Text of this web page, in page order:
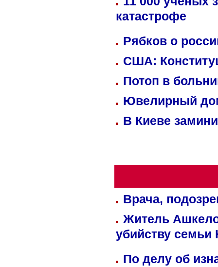
катастрофе
Рябков о
США:
Потоп в
Ювелирный
В Киеве
Врача,
Житель
убийству семьи
По делу об